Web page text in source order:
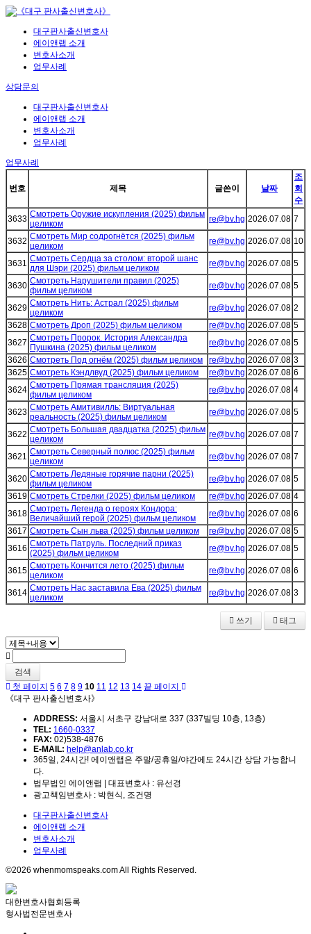
대구판사출신변호사
에이앤랩 소개
변호사소개
업무사례
상담문의
대구판사출신변호사
에이앤랩 소개
변호사소개
업무사례
업무사례
번호 제목 글쓴이 날짜
조
회
수
3633 Смотреть Оружие искупления (2025) фильм
целиком
re@bv.hg 2026.07.08 7
3632 Смотреть Мир содрогнётся (2025) фильм
целиком
re@bv.hg 2026.07.08 10
3631 Смотреть Сердца за столом: второй шанс
для Шэри (2025) фильм целиком
re@bv.hg 2026.07.08 5
3630 Смотреть Нарушители правил (2025)
фильм целиком
re@bv.hg 2026.07.08 5
3629 Смотреть Нить: Астрал (2025) фильм
целиком
re@bv.hg 2026.07.08 2
3628 Смотреть Дроп (2025) фильм целиком re@bv.hg 2026.07.08 5
3627 Смотреть Пророк. История Александра
Пушкина (2025) фильм целиком
re@bv.hg 2026.07.08 5
3626 Смотреть Под огнём (2025) фильм целиком re@bv.hg 2026.07.08 3
3625 Смотреть Кэндлвуд (2025) фильм целиком re@bv.hg 2026.07.08 6
3624 Смотреть Прямая трансляция (2025)
фильм целиком
re@bv.hg 2026.07.08 4
3623 Смотреть Амитивилль: Виртуальная
реальность (2025) фильм целиком
re@bv.hg 2026.07.08 5
3622 Смотреть Большая двадцатка (2025) фильм
целиком
re@bv.hg 2026.07.08 7
3621 Смотреть Северный полюс (2025) фильм
целиком
re@bv.hg 2026.07.08 7
3620 Смотреть Ледяные горячие парни (2025)
фильм целиком
re@bv.hg 2026.07.08 5
3619 Смотреть Стрелки (2025) фильм целиком re@bv.hg 2026.07.08 4
3618 Смотреть Легенда о героях Кондора:
Величайший герой (2025) фильм целиком
re@bv.hg 2026.07.08 6
3617 Смотреть Сын льва (2025) фильм целиком re@bv.hg 2026.07.08 5
3616 Смотреть Патруль. Последний приказ
(2025) фильм целиком
re@bv.hg 2026.07.08 5
3615 Смотреть Кончится лето (2025) фильм
целиком
re@bv.hg 2026.07.08 6
3614 Смотреть Нас заставила Ева (2025) фильм
целиком
re@bv.hg 2026.07.08 3
쓰기 태그
검색
첫 페이지 5 6 7 8 9 10 11 12 13 14 끝 페이지
《대구 판사출신변호사》
ADDRESS: 서울시 서초구 강남대로 337 (337빌딩 10층, 13층)
TEL: 1660-0337
FAX: 02)538-4876
E-MAIL: help@anlab.co.kr
365일, 24시간! 에이앤랩은 주말/공휴일/야간에도 24시간 상담 가능합니
다.
법무법인 에이앤랩 | 대표변호사 : 유선경
광고책임변호사 : 박현식, 조건명
대구판사출신변호사
에이앤랩 소개
변호사소개
업무사례
©2026 whenmomspeaks.com All Rights Reserved.
대한변호사협회등록
형사법전문변호사